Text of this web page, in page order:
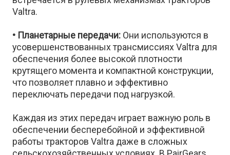
Valtra.
• Планетарные передачи: Они используются в
усовершенствованных трансмиссиях Valtra для
обеспечения более высокой плотности
крутящего момента и компактной конструкции,
что позволяет плавно и эффективно
переключать передачи под нагрузкой.
Каждая из этих передач играет важную роль в
обеспечении бесперебойной и эффективной
работы тракторов Valtra даже в сложных